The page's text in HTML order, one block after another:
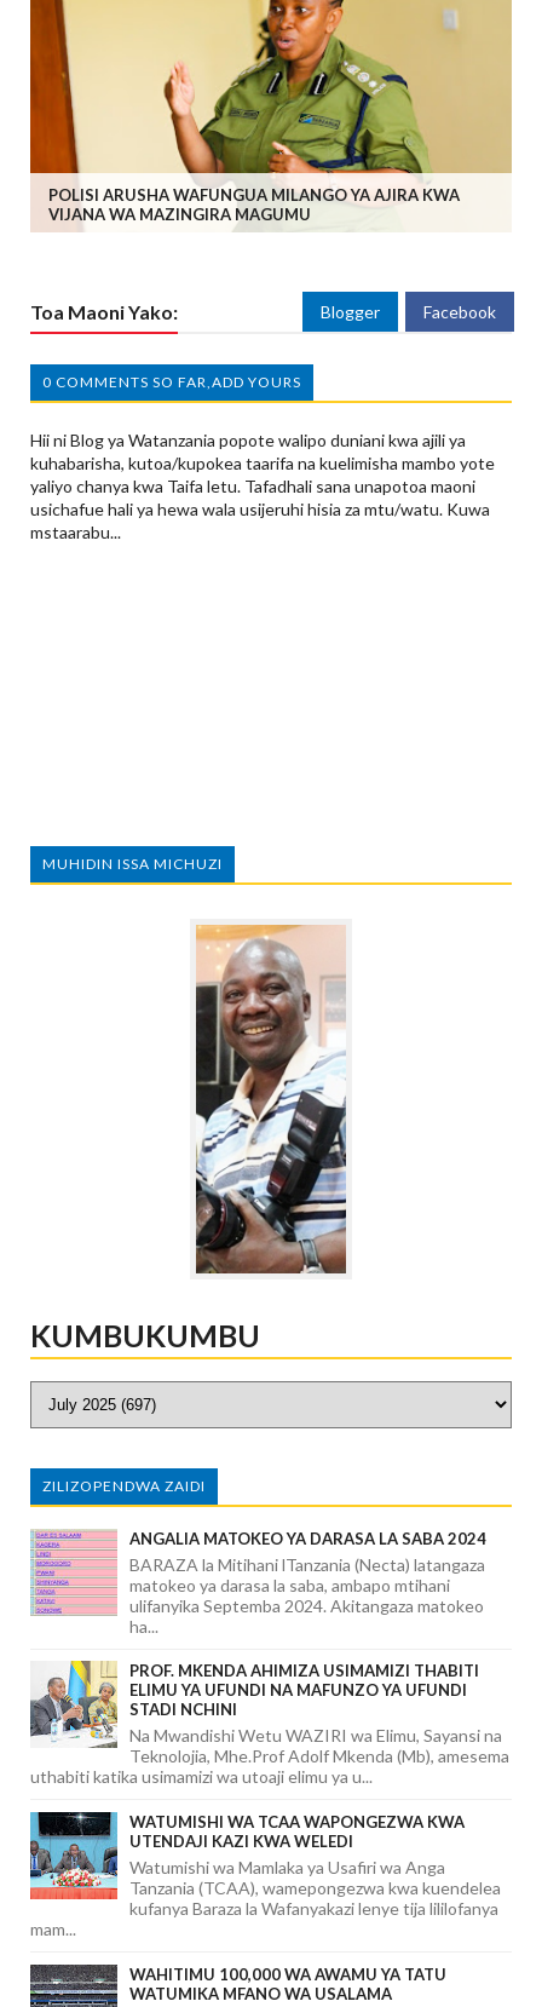
POLISI ARUSHA WAFUNGUA MILANGO YA AJIRA KWA
VIJANA WA MAZINGIRA MAGUMU
Toa Maoni Yako: Blogger Facebook
0 COMMENTS SO FAR,ADD YOURS
Hii ni Blog ya Watanzania popote walipo duniani kwa ajili ya
kuhabarisha, kutoa/kupokea taarifa na kuelimisha mambo yote
yaliyo chanya kwa Taifa letu. Tafadhali sana unapotoa maoni
usichafue hali ya hewa wala usijeruhi hisia za mtu/watu. Kuwa
mstaarabu...
MUHIDIN ISSA MICHUZI
KUMBUKUMBU
ZILIZOPENDWA ZAIDI
ANGALIA MATOKEO YA DARASA LA SABA 2024
BARAZA la Mitihani lTanzania (Necta) latangaza
matokeo ya darasa la saba, ambapo mtihani
ulifanyika Septemba 2024. Akitangaza matokeo
ha...
PROF. MKENDA AHIMIZA USIMAMIZI THABITI
ELIMU YA UFUNDI NA MAFUNZO YA UFUNDI
STADI NCHINI
Na Mwandishi Wetu WAZIRI wa Elimu, Sayansi na
Teknolojia, Mhe.Prof Adolf Mkenda (Mb), amesema
uthabiti katika usimamizi wa utoaji elimu ya u...
WATUMISHI WA TCAA WAPONGEZWA KWA
UTENDAJI KAZI KWA WELEDI
Watumishi wa Mamlaka ya Usafiri wa Anga
Tanzania (TCAA), wamepongezwa kwa kuendelea
kufanya Baraza la Wafanyakazi lenye tija lililofanya
mam...
WAHITIMU 100,000 WA AWAMU YA TATU
WATUMIKA MFANO WA USALAMA